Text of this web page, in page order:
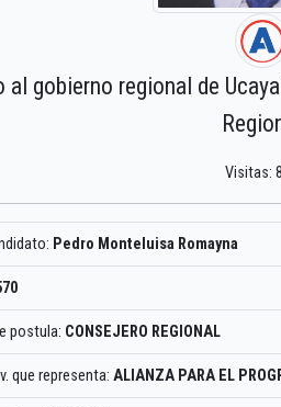
al gobierno regional de
Visitas:
Pedro Monteluisa Romayna
postula: CONSEJERO REGIONAL
que representa: ALIANZA PARA EL